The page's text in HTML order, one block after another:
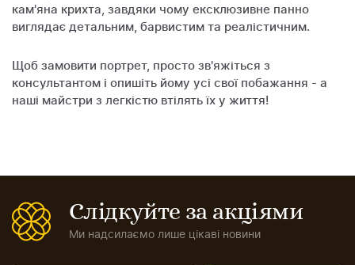
кам'яна крихта, завдяки чому ексклюзивне панно
виглядає детальним, барвистим та реалістичним.
Щоб замовити портрет, просто зв'яжіться з
консультантом і опишіть йому усі свої побажання - а
наші майстри з легкістю втілять їх у життя!
Слідкуйте за акціями
Ми надсилаємо лише цікаві новини